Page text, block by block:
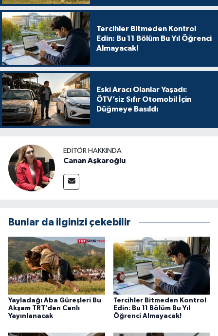
Tercihler Bitmeden Kontrol
Edin: Bu 11 Bölüm Bu Yıl Öğrenci
Almayacak!
Eski Aracı Olanlar Yaşadı:
ÖTV’siz Sıfır Otomobil İçin
Düğmeye Basıldı
EDITÖR HAKKINDA
Canan Aşkaroğlu
Bunlar da ilginizi çekebilir
Yayladağı Aba Güreşleri Bu
Akşam TRT’den Canlı
Yayınlanacak
Tercihler Bitmeden Kontrol
Edin: Bu 11 Bölüm Bu Yıl
Öğrenci Almayacak!